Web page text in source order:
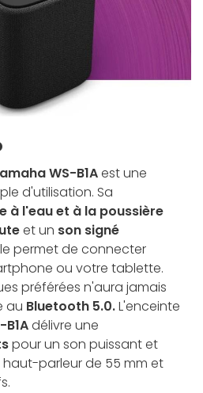
WS-B1Aest une
d'utilisation. Sa
à l'eau et à la poussière
et un son signé
permet de connecter
ou votre tablette.
préférées n'aura jamais
au Bluetooth 5.0.L'enceinte
délivre une
pour un son puissant et
parleur de 55 mm et